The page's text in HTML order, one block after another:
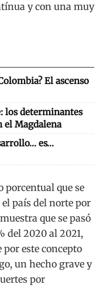
y con una muy
El ascenso
los determinantes
el Magdalena
es…
porcentual que se
país del norte por
que se pasó
del 2020 al 2021,
este concepto
un hecho grave y
por